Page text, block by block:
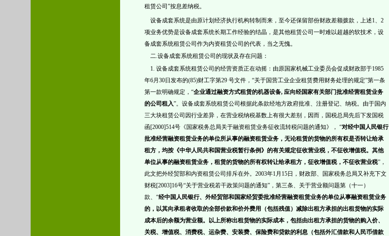
租赁公司”按息差纳税。
设备成套系统是由原计划经济执行机构转制而来，至今还保留部份财政差额拨款， 上述1、2
项业务优势是设备成套系统长期工作经验的结晶，是其他租赁公司一时难以超越的软技术， 设
备成套系统租赁公司作为内资租赁公司的代表，当之无愧。
二.设备成套系统租赁公司的现状及存在问题：
1. 设备成套系统租赁公司的经营资质正在动摇：由原国家机械工业委员会促成财政部于1985
年6月 30日 发布的(85)财工字第29 号文件，“关于国营工业企业租赁费用财务处理的规定”第一条
第一款明确规定，“企业通过融资方式租赁的机器设备, 应向经国家有关部门批准经营租赁业务
的公司租入”。 设备成套系统租赁公司根据此条款经地方政府批准、注册登记、纳税。由于国内
三大块租赁公司因行业差异，在营业税纳税基数上有很大差别，因而，国税总局先后下发国税
函[2000]514号《国家税务总局关于融资租赁业务征收流转税问题的通知》， “对经中国人民银行
批准经营融资租赁业务的单位所从事的融资租赁业务，无论租赁的货物的所有权是否转让给承
租方，均按《中华人民共和国营业税暂行条例》的有关规定征收营业税，不征收增值税。其他
单位从事的融资租赁业务，租赁的货物的所有权转让给承租方，征收增值税，不征收营业税”，
此文把外经贸部和内资租赁公司排斥在外。 2003年1月 15日， 财政部、国家税务总局又补充下文
财税[2003]16号“关于营业税若干政策问题的通知”，第三条、关于营业额问题第（十一）
款、“经中国人民银行、外经贸部和国家经贸委批准经营融资租赁业务的单位从事融资租赁业务
的，以其向承租者收取的全部价款和价外费用（包括残值）减除出租方承担的出租货物的实际
成本后的余额为营业额。以上所称出租货物的实际成本，包括由出租方承担的货物的购入价、
关税、增值税、消费税、运杂费、安装费、保险费和贷款的利息（包括外汇借款和人民币借款